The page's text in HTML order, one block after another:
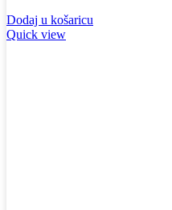
Dodaj u košaricu
Quick view